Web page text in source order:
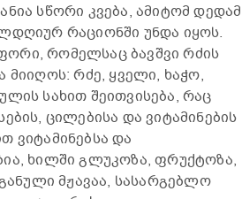
სწორი კვება, ამიტომ დედამ
რაციონში უნდა იყოს.
რომელსაც ბავშვი რძის
მიიღოს: რძე, ყველი, ხაჭო,
სახით შეითვისება, რაც
ცილებისა და ვიტამინების
ვიტამინებსა და
ხილში გლუკოზა, ფრუქტოზა,
მჟავაა, სასარგებლო